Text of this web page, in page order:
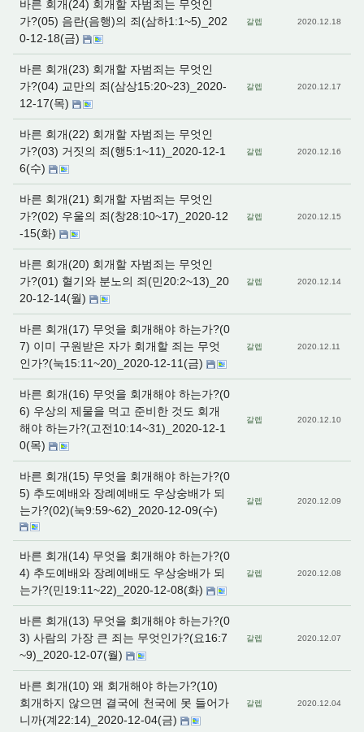
바른 회개(24) 회개할 자범죄는 무엇인
가?(05) 음란(음행)의 죄(삼하1:1~5)_202
0-12-18(금)
갈렙 2020.12.18
바른 회개(23) 회개할 자범죄는 무엇인
가?(04) 교만의 죄(삼상15:20~23)_2020-
12-17(목)
갈렙 2020.12.17
바른 회개(22) 회개할 자범죄는 무엇인
가?(03) 거짓의 죄(행5:1~11)_2020-12-1
6(수)
갈렙 2020.12.16
바른 회개(21) 회개할 자범죄는 무엇인
가?(02) 우울의 죄(창28:10~17)_2020-12
-15(화)
갈렙 2020.12.15
바른 회개(20) 회개할 자범죄는 무엇인
가?(01) 혈기와 분노의 죄(민20:2~13)_20
20-12-14(월)
갈렙 2020.12.14
바른 회개(17) 무엇을 회개해야 하는가?(0
7) 이미 구원받은 자가 회개할 죄는 무엇
인가?(눅15:11~20)_2020-12-11(금)
갈렙 2020.12.11
바른 회개(16) 무엇을 회개해야 하는가?(0
6) 우상의 제물을 먹고 준비한 것도 회개
해야 하는가?(고전10:14~31)_2020-12-1
0(목)
갈렙 2020.12.10
바른 회개(15) 무엇을 회개해야 하는가?(0
5) 추도예배와 장례예배도 우상숭배가 되
는가?(02)(눅9:59~62)_2020-12-09(수)
갈렙 2020.12.09
바른 회개(14) 무엇을 회개해야 하는가?(0
4) 추도예배와 장례예배도 우상숭배가 되
는가?(민19:11~22)_2020-12-08(화)
갈렙 2020.12.08
바른 회개(13) 무엇을 회개해야 하는가?(0
3) 사람의 가장 큰 죄는 무엇인가?(요16:7
~9)_2020-12-07(월)
갈렙 2020.12.07
바른 회개(10) 왜 회개해야 하는가?(10)
회개하지 않으면 결국에 천국에 못 들어가
니까(계22:14)_2020-12-04(금)
갈렙 2020.12.04